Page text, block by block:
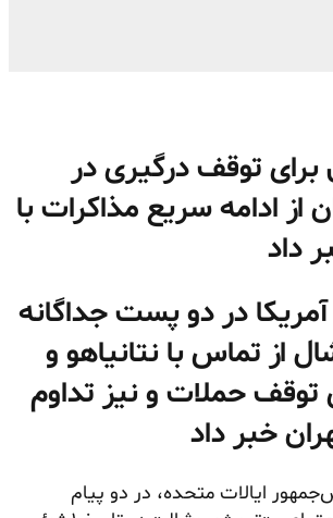
برای توقف درگیری در
از ادامه سریع مذاکرات با
داد
در دو پست جداگانه
از تماس با نتانیاهو و
توقف حملات و نیز تداوم
خبر داد
ایالات متحده، در دو پیام